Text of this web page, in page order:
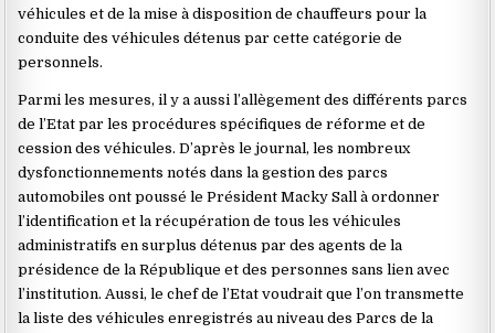
véhicules et de la mise à disposition de chauffeurs pour la
conduite des véhicules détenus par cette catégorie de
personnels.
Parmi les mesures, il y a aussi l’allègement des différents parcs
de l’Etat par les procédures spécifiques de réforme et de
cession des véhicules. D’après le journal, les nombreux
dysfonctionnements notés dans la gestion des parcs
automobiles ont poussé le Président Macky Sall à ordonner
l’identification et la récupération de tous les véhicules
administratifs en surplus détenus par des agents de la
présidence de la République et des personnes sans lien avec
l’institution. Aussi, le chef de l’Etat voudrait que l’on transmette
la liste des véhicules enregistrés au niveau des Parcs de la